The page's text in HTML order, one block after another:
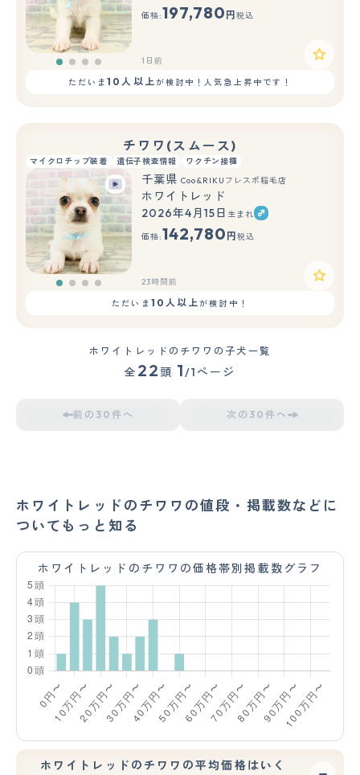
価格:197,780 円 税込
1日前
ただいま10人以上が検討中！人気急上昇中です！
チワワ(スムース)
マイクロチップ装着 遺伝子検査情報 ワクチン接種
千葉県 Coo&RIKUフレスポ稲毛店
ホワイトレッド
2026年4月15日 生まれ
価格:142,780 円 税込
23時間前
ただいま 10人以上が検討中！
ホワイトレッドのチワワの子犬一覧
全 22 頭 1/1ページ
前の30件へ 次の30件へ
ホワイトレッドのチワワの値段・掲載数などに
ついてもっと知る
ホワイトレッドのチワワの価格帯別掲載数グラフ
ホワイトレッドのチワワの平均価格はいく